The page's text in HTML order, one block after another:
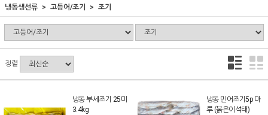
냉동생선류 고등어/조기 조기
정렬
냉동 부세조기 25미
3.4kg
냉동 민어조기5p 마
루 (붉은이석태)